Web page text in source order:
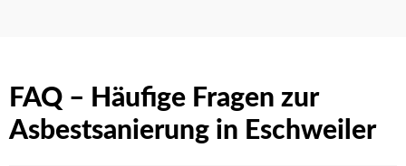
FAQ – Häufige Fragen zur
Asbestsanierung in Eschweiler